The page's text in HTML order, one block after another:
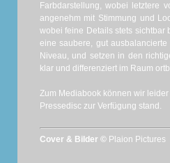
Farbdarstellung, wobei letztere
angenehm mit Stimmung und
wobei feine Details stets sichtbar
eine saubere, gut
Niveau, und setzen in den
klar und differenziert im Raum
Zum Mediabook können wir
Pressedisc zur Verfügung stand.
Cover & Bilder © Plaion Pictures